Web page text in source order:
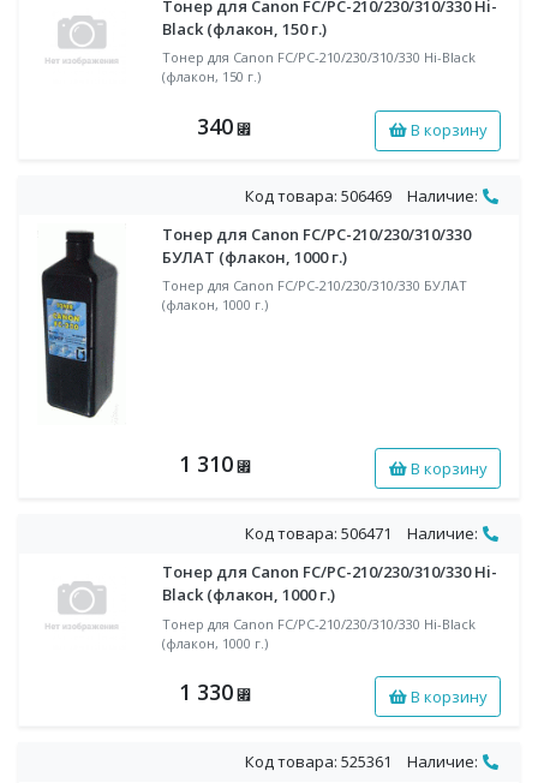
Тонер для Canon FС/PC-210/230/310/330 Hi-
Black (флакон, 150 г.)
Тонер для Canon FС/PC-210/230/310/330 Hi-Black
(флакон, 150 г.)
340 ⃏ В корзину
Код товара: 506469
Наличие:
Тонер для Canon FС/PC-210/230/310/330
БУЛАТ (флакон, 1000 г.)
Тонер для Canon FС/PC-210/230/310/330 БУЛАТ
(флакон, 1000 г.)
1 310 ⃏ В корзину
Код товара: 506471
Наличие:
Тонер для Canon FС/PC-210/230/310/330 Hi-
Black (флакон, 1000 г.)
Тонер для Canon FС/PC-210/230/310/330 Hi-Black
(флакон, 1000 г.)
1 330 ⃏ В корзину
Код товара: 525361
Наличие: